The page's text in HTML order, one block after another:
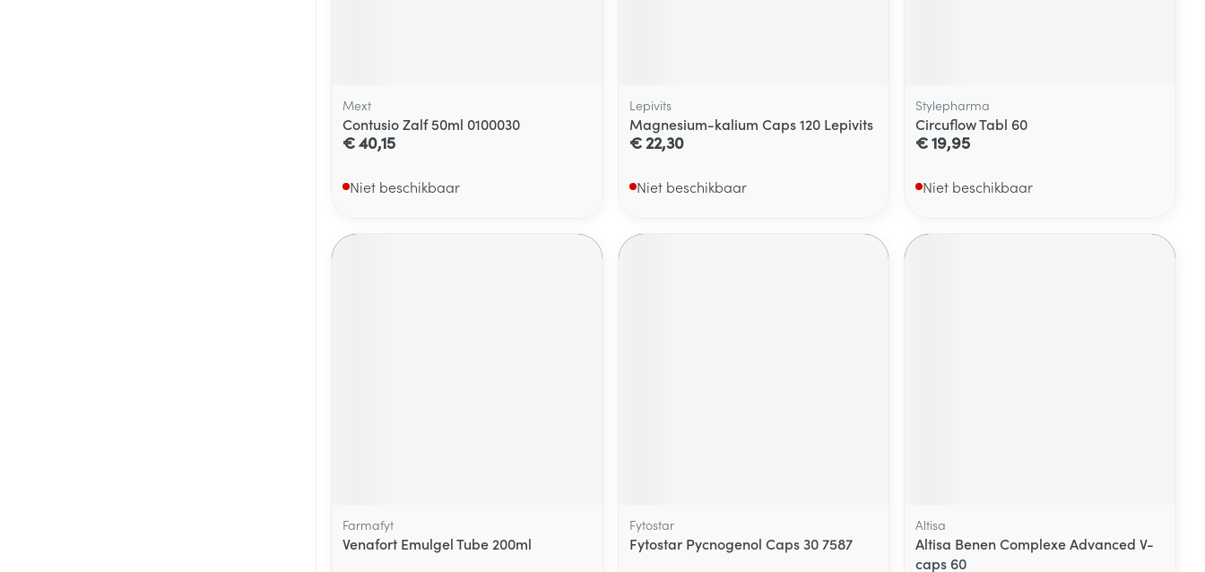
Mext
Contusio Zalf 50ml 0100030
€ 40,15
Niet beschikbaar
Lepivits
Magnesium-kalium Caps 120 Lepivits
€ 22,30
Niet beschikbaar
Stylepharma
Circuflow Tabl 60
€ 19,95
Niet beschikbaar
Farmafyt
Venafort Emulgel Tube 200ml
Fytostar
Fytostar Pycnogenol Caps 30 7587
Altisa
Altisa Benen Complexe Advanced V-
caps 60